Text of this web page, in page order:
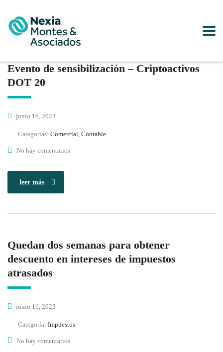
Evento de sensibilización – Criptoactivos
DOT 20
junio 16, 2023
Categorías: Comercial, Contable
No hay comentarios
leer más
Quedan dos semanas para obtener
descuento en intereses de impuestos
atrasados
junio 16, 2023
Categoría: Impuestos
No hay comentarios